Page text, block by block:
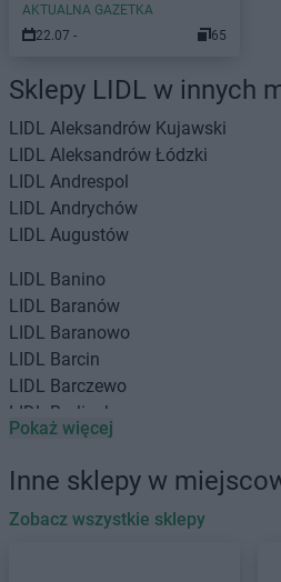
AKTUALNA GAZETKA
22.07 -
65
Sklepy LIDL w innych
LIDL Aleksandrów Kujawski
LIDL Aleksandrów Łódzki
LIDL Andrespol
LIDL Andrychów
LIDL Augustów
LIDL Banino
LIDL Baranów
LIDL Baranowo
LIDL Barcin
LIDL Barczewo
LIDL Barlinek
LIDL Bartoszyce
LIDL
Będzin
LIDL Bełchatów
LIDL Biała Podlaska
Pokaż więcej
Inne sklepy w
Zobacz wszystkie sklepy